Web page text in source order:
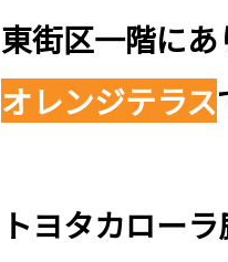
東街区一階にあ
オレンジテラス
トヨタカローラ